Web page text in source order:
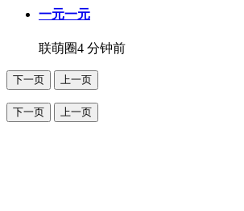
一元一元
联萌圈4 分钟前
下一页 上一页
下一页 上一页